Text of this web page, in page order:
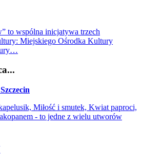
to wspólna inicjatywa trzech
Miejskiego Ośrodka Kultury
Miłość i smutek, Kwiat paproci,
- to jedne z wielu utworów